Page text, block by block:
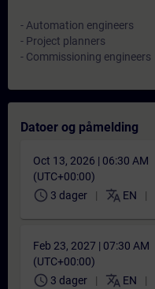
- Automation engineers
- Project planners
- Commissioning engineers
Datoer og påmelding
Oct 13, 2026 | 06:30 AM
(UTC+00:00)
schedule 3 dager translate EN
Feb 23, 2027 | 07:30 AM
(UTC+00:00)
schedule 3 dager translate EN